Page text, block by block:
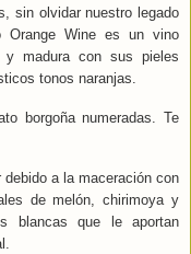
sin olvidar nuestro legado
Orange Wine es un vino
y madura con sus pieles
tonos naranjas.
borgoña numeradas. Te
debido a la maceración con
de melón, chirimoya y
blancas que le aportan